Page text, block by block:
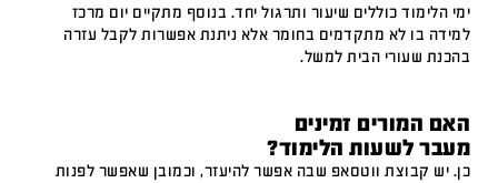
ימי הלימוד כוללים שיעור ותרגול יחד. בנוסף מתקיים יום מרכז
למידה בו לא מתקדמים בחומר אלא ניתנת אפשרות לקבל עזרה
בהכנת שעורי הבית למשל.
האם המורים זמינים
מעבר לשעות הלימוד?
כן. יש קבוצת ווטסאפ שבה אפשר להיעזר, וכמובן שאפשר לפנות